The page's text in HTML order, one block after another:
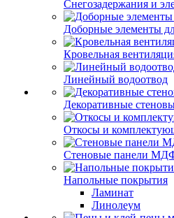
Снегозадержания и
Доборные элементы
Кровельная
Линейный водоотвод
Декоративные
Откосы и
Стеновые панели
Напольные покрытия
Ламинат
Линолеум